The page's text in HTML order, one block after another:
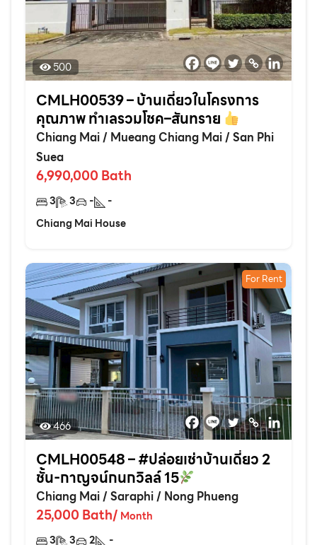
500
CMLH00539 – บ้านเดี่ยวในโครงการ
คุณภาพ ทำเลรวมโชค–สันทราย
Chiang Mai/ Mueang Chiang Mai/San Phi
Suea
6,990,000 Bath
3 3 -
-
Chiang Mai House
For Rent
466
CMLH00548 – #ปล่อยเช่าบ้านเดี่ยว 2
ชั้น-กาญจน์กนกวิลล์ 15
Chiang Mai/Saraphi/ Nong Phueng
25,000 Bath/ Month
3
3 2
-